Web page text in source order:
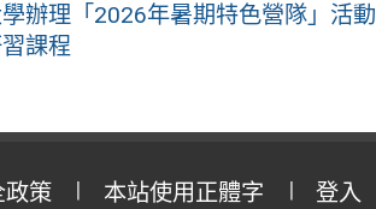
辦理「2026年暑期特色營隊」活動
課程
政策 本站使用正體字 登入